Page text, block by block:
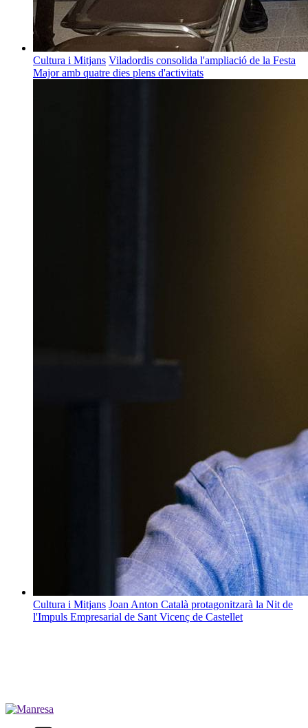
Cultura i Mitjans Viladordis consolida l'ampliació de la Festa
Major amb quatre dies plens d'activitats
Cultura i Mitjans Joan Anton Català protagonitzarà la Nit de
l'Impuls Empresarial de Sant Vicenç de Castellet